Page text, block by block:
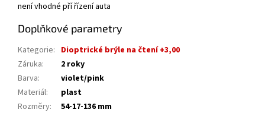
není vhodné pří řízení auta
Doplňkové parametry
Kategorie: Dioptrické brýle na čtení +3,00
Záruka:
2 roky
Barva:
violet/pink
Materiál:
plast
Rozměry: 54-17-136 mm